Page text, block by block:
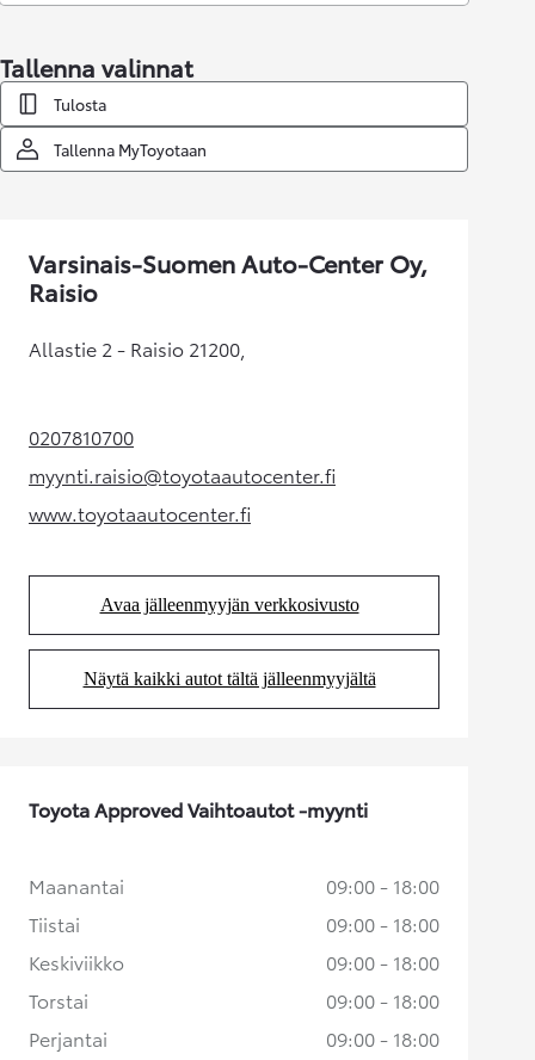
Tallenna valinnat
Tulosta
Tallenna MyToyotaan
Varsinais-Suomen Auto-Center Oy,
Raisio
Allastie 2 - Raisio 21200,
0207810700(Aukeaa uudessa välilehdessä)
myynti.raisio@toyotaautocenter.fi
(Aukeaa uudessa välilehdessä)
www.toyotaautocenter.fi(Aukeaa uudessa välilehdessä)
Avaa jälleenmyyjän verkkosivusto
(Aukeaa uudessa välilehdessä)
Näytä kaikki autot tältä jälleenmyyjältä
(Aukeaa uudessa välilehdessä)
Toyota Approved Vaihtoautot -myynti
Maanantai
09:00 - 18:00
Tiistai
09:00 - 18:00
Keskiviikko
09:00 - 18:00
Torstai
09:00 - 18:00
Perjantai
09:00 - 18:00